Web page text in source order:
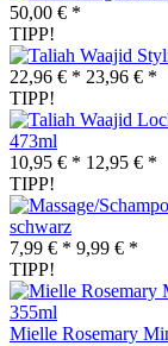
50,00 € *
TIPP!
22,96 € * 23,96 € *
TIPP!
473ml
10,95 € * 12,95 € *
TIPP!
schwarz
7,99 € * 9,99 € *
TIPP!
Mielle Rosemary